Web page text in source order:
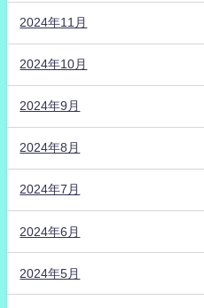
2024年11月
2024年10月
2024年9月
2024年8月
2024年7月
2024年6月
2024年5月